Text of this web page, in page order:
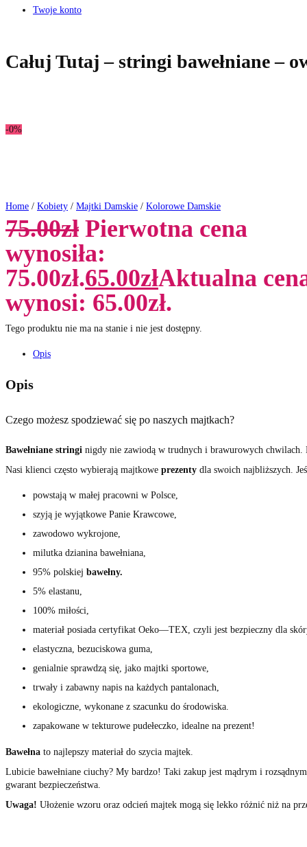
Twoje konto
Całuj Tutaj – stringi bawełniane –
-0%
Home / Kobiety / Majtki Damskie / Kolorowe Damskie
75.00zł Pierwotna cena
wynosiła:
75.00zł.65.00złAktualna
wynosi: 65.00zł.
Tego produktu nie ma na stanie i nie jest dostępny.
Opis
Opis
Czego możesz spodziewać się po naszych majtkach?
Bawełniane stringi nigdy nie zawiodą w trudnych i brawurowych chwilach.
Nasi klienci często wybierają majtkowe prezenty dla swoich najbliższych.
powstają w małej pracowni w Polsce,
szyją je wyjątkowe Panie Krawcowe,
zawodowo wykrojone,
milutka dzianina bawełniana,
95% polskiej bawełny.
5% elastanu,
100% miłości,
materiał posiada certyfikat Oeko—TEX, czyli jest bezpieczny dla
elastyczna, bezuciskowa guma,
genialnie sprawdzą się, jako majtki sportowe,
trwały i zabawny napis na każdych pantalonach,
ekologiczne, wykonane z szacunku do środowiska.
zapakowane w tekturowe pudełeczko, idealne na prezent!
Bawełna to najlepszy materiał do szycia majtek.
Lubicie bawełniane ciuchy? My bardzo! Taki zakup jest mądrym i
gwarant bezpieczeństwa.
Uwaga! Ułożenie wzoru oraz odcień majtek mogą się lekko różnić niż na